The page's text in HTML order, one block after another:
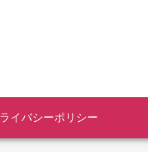
イバシーポリシー